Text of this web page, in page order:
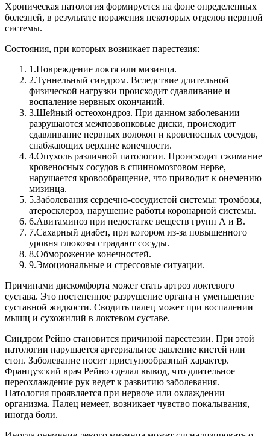
Хроническая патология формируется на фоне определенных
болезней, в результате поражения некоторых отделов нервной
системы.
Состояния, при которых возникает парестезия:
1.Повреждение локтя или мизинца.
2.Туннельный синдром. Вследствие длительной
физической нагрузки происходит сдавливание и
воспаление нервных окончаний.
3.Шейный остеохондроз. При данном заболевании
разрушаются межпозвонковые диски, происходит
сдавливание нервных волокон и кровеносных сосудов,
снабжающих верхние конечности.
4.Опухоль различной патологии. Происходит сжимание
кровеносных сосудов в спинномозговом нерве,
нарушается кровообращение, что приводит к онемению
мизинца.
5.Заболевания сердечно-сосудистой системы: тромбозы,
атеросклероз, нарушение работы коронарной системы.
6.Авитаминоз при недостатке веществ групп А и В.
7.Сахарный диабет, при котором из-за повышенного
уровня глюкозы страдают сосуды.
8.Обморожение конечностей.
9.Эмоциональные и стрессовые ситуации.
Причинами дискомфорта может стать артроз локтевого
сустава. Это постепенное разрушение органа и уменьшение
суставной жидкости. Сводить палец может при воспалении
мышц и сухожилий в локтевом суставе.
Синдром Рейно становится причиной парестезии. При этой
патологии нарушается артериальное давление кистей или
стоп. Заболевание носит приступообразный характер.
Французский врач Рейно сделал вывод, что длительное
переохлаждение рук ведет к развитию заболевания.
Патология проявляется при нервозе или охлаждении
организма. Палец немеет, возникает чувство покалывания,
иногда боли.